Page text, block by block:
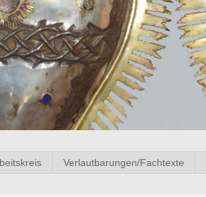
Verlautbarungen/Fachtexte